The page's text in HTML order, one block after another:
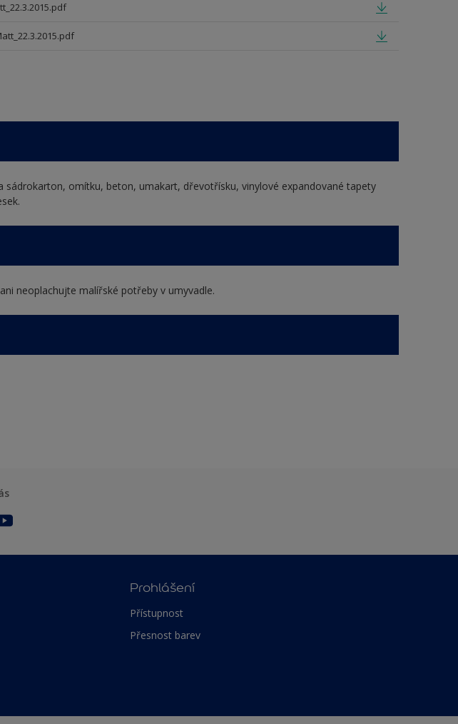
sádrokarton, omítku, beton, umakart, dřevotřísku, vinylové expandované tapety
neoplachujte malířské potřeby v umyvadle.
Prohlášení
Přístupnost
Přesnost barev